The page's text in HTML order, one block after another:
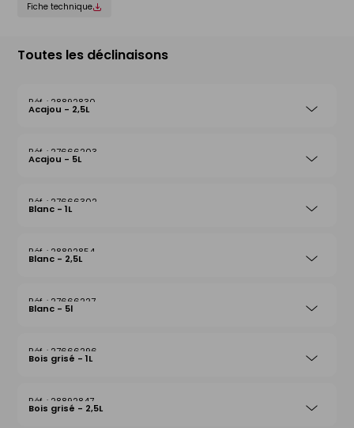
Fiche technique
Toutes les déclinaisons
28892830
Acajou - 2,5L
27666203
Acajou - 5L
27666302
Blanc - 1L
28892854
Blanc - 2,5L
27666227
Blanc - 5l
27666296
Bois grisé - 1L
28892847
Bois grisé - 2,5L